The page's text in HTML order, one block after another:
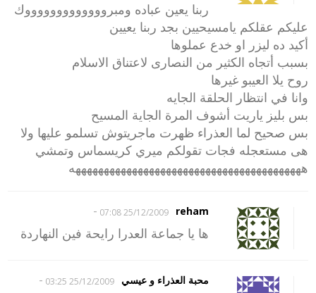
ربنا يعين عباده ومبروووووووووووووك
عليكم عقلكم يامسيحيين بجد ربنا يعيين
أكيد ده ليزر او خدع عملوها
بسبب أتجاه الكثير من النصارى لاعتناق الاسلام
روح يلا العيبو غيرها
وانا في انتظار الحلقة الجايه
بس بليز ياريت أشوف المرة الجاية المسيح
بس صحيح لما العذراء ظهرت ماجريتوش تسلمو عليها ولا
هى مستعجله فجات تقولكم ميري كريسماس وتمشي
هههههههههههههههههههههههههههههههههههههههههه
reham
25/12/2009 07:08
-
ها يا جماعة العدرا رايحة فين النهاردة
محبة العذراء و عيسي 25/12/2009 03:25
-